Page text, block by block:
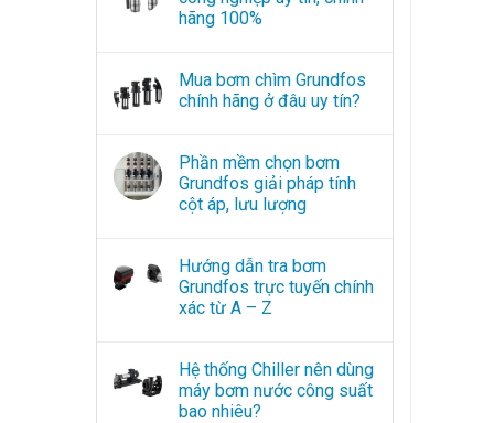
hãng 100%
Mua bơm chìm Grundfos
chính hãng ở đâu uy tín?
Phần mềm chọn bơm
Grundfos giải pháp tính
cột áp, lưu lượng
Hướng dẫn tra bơm
Grundfos trực tuyến chính
xác từ A – Z
Hệ thống Chiller nên dùng
máy bơm nước công suất
bao nhiêu?